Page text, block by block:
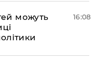
можуть
16:08